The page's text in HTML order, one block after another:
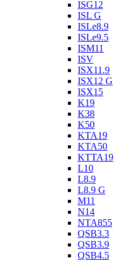
ISG12
ISL G
ISLe8.9
ISLe9.5
ISM11
ISV
ISX11.9
ISX12 G
ISX15
K19
K38
K50
KTA19
KTA50
KTTA19
L10
L8.9
L8.9 G
M11
N14
NTA855
QSB3.3
QSB3.9
QSB4.5